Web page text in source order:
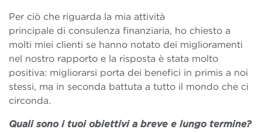
Per ciò che riguarda la mia attività
principale di consulenza finanziaria, ho chiesto a
molti miei clienti se hanno notato dei miglioramenti
nel nostro rapporto e la risposta è stata molto
positiva: migliorarsi porta dei benefici in primis a noi
stessi, ma in seconda battuta a tutto il mondo che ci
circonda.
Quali sono i tuoi obiettivi a breve e lungo termine?